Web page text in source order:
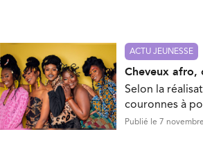
ACTU JEUNESSE
Cheveux afro,
Selon la
couronnes à
Publié le 7